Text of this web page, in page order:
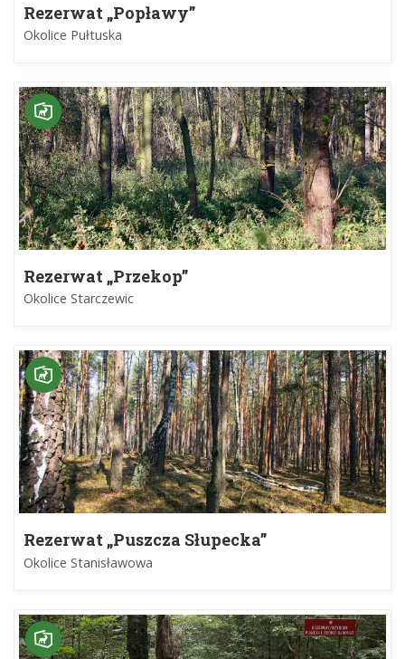
Rezerwat „Popławy”
Okolice Pułtuska
Rezerwat „Przekop”
Okolice Starczewic
Rezerwat „Puszcza Słupecka”
Okolice Stanisławowa